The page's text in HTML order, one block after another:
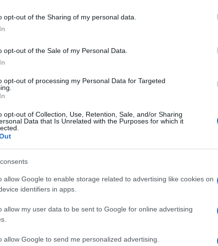
opt-out of the Sharing of my personal data.
opt-out of the Sale of my Personal Data.
opt-out of processing my Personal Data for Targeted
opt-out of Collection, Use, Retention, Sale, and/or Sharing
Data that Is Unrelated with the Purposes for which it
allow Google to enable storage related to advertising like cookies on
identifiers in apps.
allow my user data to be sent to Google for online advertising
allow Google to send me personalized advertising.
odločili, da bom pred sprejemanjem proračuna
sveta, ki bo predvidoma 17. 12. 2020, organiziral
in sestankov delovnih teles OSM),
načrte Občine Muta, predvsem pa plan
dobiti tudi vašo povratno mnenje, saj se boste lahko
s vprašanji kot pobudami,"
objavljena naknadno na spletni strani občine, po
mailu.
ki so jih objavili na njihovi Facebook strani, so